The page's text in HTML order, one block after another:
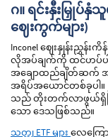
ဂ။ ရင်းနှီးမြှုပ်
ဈေးကွက်များ)
Inconel ဈေးနှုန်းညွှန်
လိုအပ်ချက်ကို ထင်ဟပ်ပ
အချောထည်ချိတ်ဆက်
အရိပ်အယောင်တစ်ခုပါ။
သည် တိုးတက်လာဖွယ်ရှိပ
သော ဒေသဖြစ်သည်။
သတ္တု ETF များ လေကြေ